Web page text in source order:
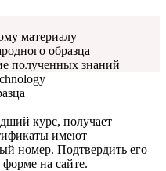
материалу
образца
полученных знаний
курс, получает
имеют
номер. Подтвердить его
на сайте.